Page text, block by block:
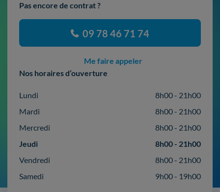
Pas encore de contrat ?
09 78 46 71 74
Me faire appeler
Nos horaires d’ouverture
Lundi
8h00 - 21h00
Mardi
8h00 - 21h00
Mercredi
8h00 - 21h00
Jeudi
8h00 - 21h00
Vendredi
8h00 - 21h00
Samedi
9h00 - 19h00